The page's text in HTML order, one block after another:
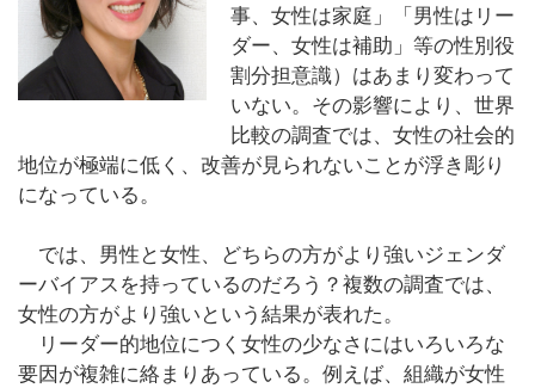
事、女性は家庭」「男性はリー
ダー、女性は補助」等の性別役
割分担意識）はあまり変わって
いない。その影響により、世界
比較の調査では、女性の社会的
地位が極端に低く、改善が見られないことが浮き彫り
になっている。
では、男性と女性、どちらの方がより強いジェンダ
ーバイアスを持っているのだろう？複数の調査では、
女性の方がより強いという結果が表れた。
リーダー的地位につく女性の少なさにはいろいろな
要因が複雑に絡まりあっている。例えば、組織が女性